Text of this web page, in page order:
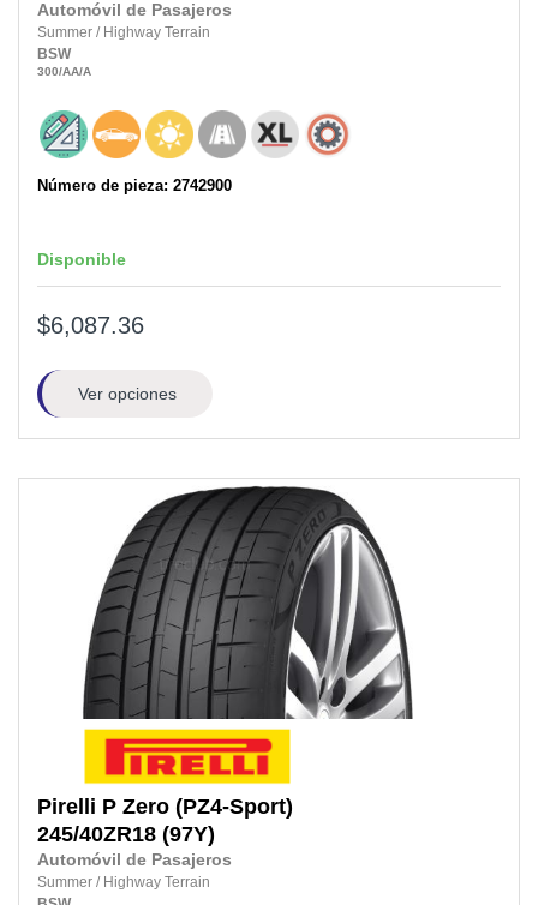
Automóvil de Pasajeros
Summer / Highway Terrain
BSW
300/AA/A
Número de pieza: 2742900
Disponible
$6,087.36
Ver opciones
Pirelli P Zero (PZ4-Sport)
245/40ZR18 (97Y)
Automóvil de Pasajeros
Summer / Highway Terrain